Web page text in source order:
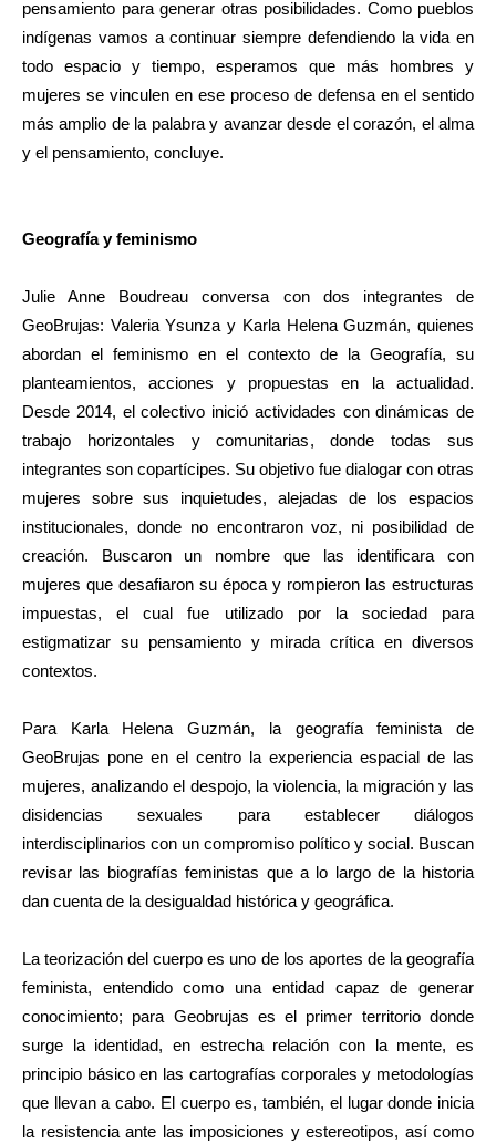
pensamiento para generar otras posibilidades. Como pueblos
indígenas vamos a continuar siempre defendiendo la vida en
todo espacio y tiempo, esperamos que más hombres y
mujeres se vinculen en ese proceso de defensa en el sentido
más amplio de la palabra y avanzar desde el corazón, el alma
y el pensamiento, concluye.
Geografía y feminismo
Julie Anne Boudreau conversa con dos integrantes de
GeoBrujas: Valeria Ysunza y Karla Helena Guzmán, quienes
abordan el feminismo en el contexto de la Geografía, su
planteamientos, acciones y propuestas en la actualidad.
Desde 2014, el colectivo inició actividades con dinámicas de
trabajo horizontales y comunitarias, donde todas sus
integrantes son copartícipes. Su objetivo fue dialogar con otras
mujeres sobre sus inquietudes, alejadas de los espacios
institucionales, donde no encontraron voz, ni posibilidad de
creación. Buscaron un nombre que las identificara con
mujeres que desafiaron su época y rompieron las estructuras
impuestas, el cual fue utilizado por la sociedad para
estigmatizar su pensamiento y mirada crítica en diversos
contextos.
Para Karla Helena Guzmán, la geografía feminista de
GeoBrujas pone en el centro la experiencia espacial de las
mujeres, analizando el despojo, la violencia, la migración y las
disidencias sexuales para establecer diálogos
interdisciplinarios con un compromiso político y social. Buscan
revisar las biografías feministas que a lo largo de la historia
dan cuenta de la desigualdad histórica y geográfica.
La teorización del cuerpo es uno de los aportes de la geografía
feminista, entendido como una entidad capaz de generar
conocimiento; para Geobrujas es el primer territorio donde
surge la identidad, en estrecha relación con la mente, es
principio básico en las cartografías corporales y metodologías
que llevan a cabo. El cuerpo es, también, el lugar donde inicia
la resistencia ante las imposiciones y estereotipos, así como